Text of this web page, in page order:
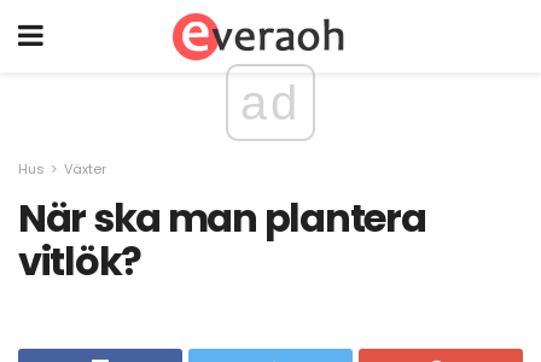
ad
Hus Växter
När ska man plantera
vitlök?